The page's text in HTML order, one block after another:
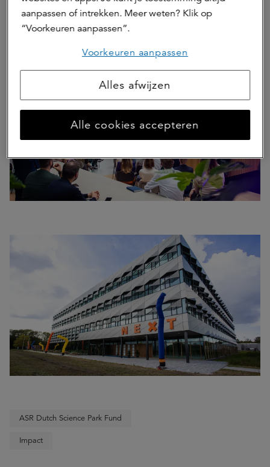
Bedrijven in NEXT Delft presenteren zichzelf op de Innovation Floor
ASR Dutch Science Park Fund
Impact
aanpassen of intrekken. Meer weten? Klik op
“Voorkeuren aanpassen”.
Voorkeuren aanpassen
Alles afwijzen
Alle cookies accepteren